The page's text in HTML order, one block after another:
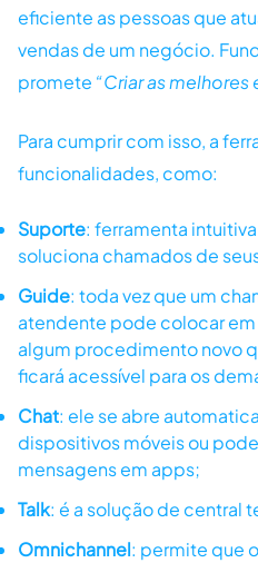
eficiente as pessoas que
vendas de um negócio.
promete “Criar as
Para cumprir com isso, a
funcionalidades, como:
Suporte: ferramenta
soluciona chamados de
Guide: toda vez que um
atendente pode colocar
algum procedimento novo
ficará acessível para os
Chat: ele se abre
dispositivos móveis ou
mensagens em apps;
Talk: é a solução de central
Omnichannel: permite que